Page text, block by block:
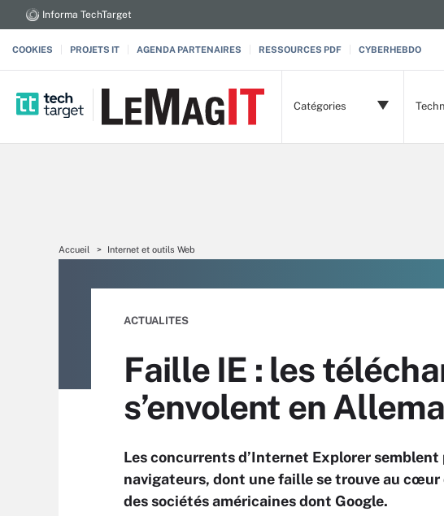
Informa TechTarget
COOKIES PROJETS IT AGENDA PARTENAIRES RESSOURCES PDF CYBERHEBDO
Catégories
Accueil Internet et outils Web
ACTUALITES
Faille IE : les
s’envolent en
Les concurrents d’Internet Explorer
navigateurs, dont une faille se trouve au
des sociétés américaines dont Google.